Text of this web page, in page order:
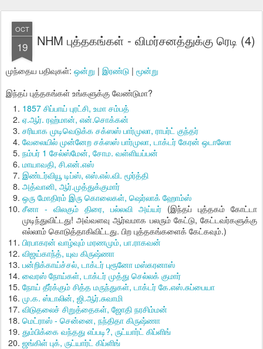
OCT
19 NHM புத்தகங்கள் - விமர்சனத்துக்கு ரெடி (4)
முந்தைய பதிவுகள்: ஒன்று | இரண்டு | மூன்று
இந்தப் புத்தகங்கள் உங்களுக்கு வேண்டுமா?
1857 சிப்பாய் புரட்சி, உமா சம்பத்
ஏ.ஆர். ரஹ்மான், என்.சொக்கன்
சரியாக முடிவெடுக்க சக்ஸஸ் பார்முலா, ராபர்ட் குந்தர்
வேலையில் முன்னேற சக்ஸஸ் பார்முலா, டாக்டர் கேரன் ஒடாஸோ
நம்பர் 1 சேல்ஸ்மேன், சோம. வள்ளியப்பன்
மாயாவதி, சி.என்.எஸ்
இண்டர்வியூ டிப்ஸ், எஸ்.எல்.வி. மூர்த்தி
அத்வானி, ஆர்.முத்துக்குமார்
ஒரு மோதிரம் இரு கொலைகள், ஷெர்லாக் ஹோம்ஸ்
சீனா - விலகும் திரை, பல்லவி அய்யர் (இந்தப் புத்தகம் கோட்டா
முடிந்துவிட்டது! அவ்வளவு ஆர்வமாக பலரும் கேட்டு, கேட்டவர்களுக்கு
எல்லாம் கொடுத்தாகிவிட்டது. பிற புத்தகங்களைக் கேட்கவும்.)
பிரபாகரன் வாழ்வும் மரணமும், பா.ராகவன்
விஜய்காந்த், யுவ கிருஷ்ணா
பன்றிக்காய்ச்சல், டாக்டர் புரூனோ மஸ்கரனாஸ்
வைரஸ் நோய்கள், டாக்டர் முத்து செல்லக் குமார்
நோய் தீர்க்கும் சித்த மருந்துகள், டாக்டர் கே.எஸ்.சுப்பையா
மு.க. ஸ்டாலின், ஜி.ஆர்.சுவாமி
விடுதலைச் சிறுத்தைகள், ஜோதி நரசிம்மன்
மெட்ராஸ் - சென்னை, நந்திதா கிருஷ்ணா
தும்பிக்கை வந்தது எப்படி?, ருட்யார்ட் கிப்ளிங்
ஜங்கிள் புக், ருட்யார்ட் கிப்ளிங்